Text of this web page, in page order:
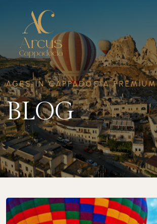
AGES IN CAPPADOCIA PREMIUM
BLOG